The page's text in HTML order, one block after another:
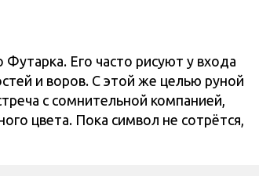
Его часто рисуют у входа
и воров. С этой же целью руной
с сомнительной компанией,
цвета. Пока символ не сотрётся,